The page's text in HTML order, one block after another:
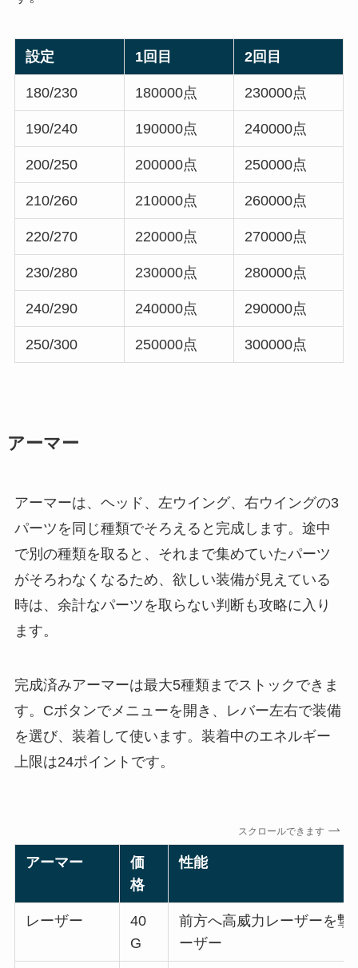
設定 1回目 2回目
180/230 180000点 230000点
190/240 190000点 240000点
200/250 200000点 250000点
210/260 210000点 260000点
220/270 220000点 270000点
230/280 230000点 280000点
240/290 240000点 290000点
250/300 250000点 300000点
アーマー
アーマーは、ヘッド、左ウイング、右ウイングの3
パーツを同じ種類でそろえると完成します。途中
で別の種類を取ると、それまで集めていたパーツ
がそろわなくなるため、欲しい装備が見えている
時は、余計なパーツを取らない判断も攻略に入り
ます。
完成済みアーマーは最大5種類までストックできま
す。Cボタンでメニューを開き、レバー左右で装備
を選び、装着して使います。装着中のエネルギー
上限は24ポイントです。
スクロールできます
アーマー
価
格
性能
レーザー
40
G
前方へ高威力レーザーを
ーザー